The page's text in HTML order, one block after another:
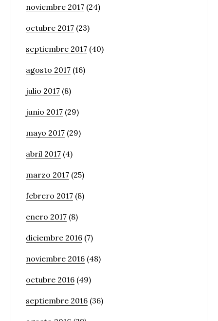
noviembre 2017 (24)
octubre 2017 (23)
septiembre 2017 (40)
agosto 2017 (16)
julio 2017 (8)
junio 2017 (29)
mayo 2017 (29)
abril 2017 (4)
marzo 2017 (25)
febrero 2017 (8)
enero 2017 (8)
diciembre 2016 (7)
noviembre 2016 (48)
octubre 2016 (49)
septiembre 2016 (36)